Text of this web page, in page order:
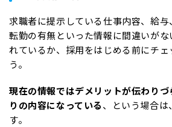
求職者に提示している仕事内容、給与
転勤の有無といった情報に間違いが
れているか、採用をはじめる前にチェ
う。
現在の情報ではデメリットが伝わり
りの内容になっている、という場合は
す。